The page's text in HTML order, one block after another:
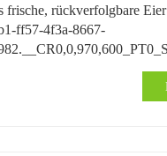
frische, rückverfolgbare